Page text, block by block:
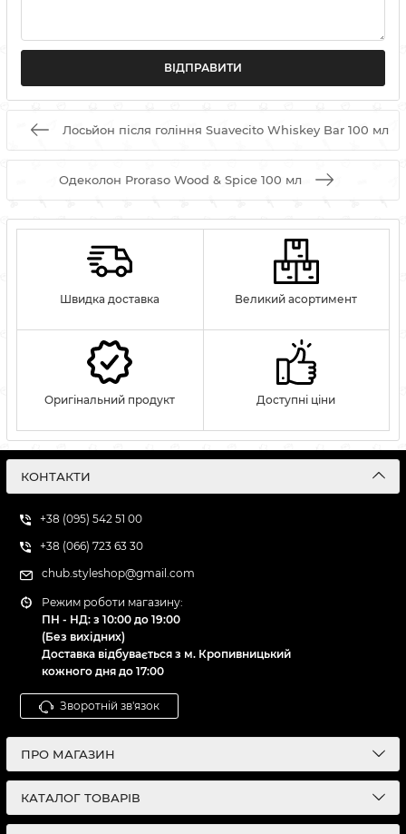
Лосьйон після гоління Suavecito Whiskey Bar 100 мл
Одеколон Proraso Wood & Spice 100 мл
Швидка доставка Великий асортимент
Оригінальний продукт Доступні ціни
КОНТАКТИ
+38 (095) 542 51 00
+38 (066) 723 63 30
chub.styleshop@gmail.com
Режим роботи магазину:
ПН - НД: з 10:00 до 19:00
(Без вихідних)
Доставка відбувається з м. Кропивницький
кожного дня до 17:00
Зворотній зв'язок
ПРО МАГАЗИН
КАТАЛОГ ТОВАРІВ